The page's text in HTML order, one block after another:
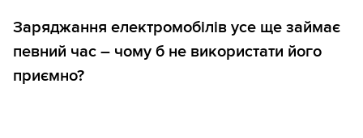
Заряджання електромобілів усе ще займає
певний час – чому б не використати його
приємно?